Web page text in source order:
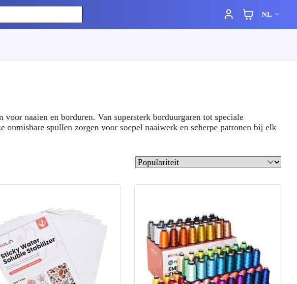
NL
naaien en borduren. Van supersterk borduurgaren tot speciale
onmisbare spullen zorgen voor soepel naaiwerk en scherpe patronen bij elk